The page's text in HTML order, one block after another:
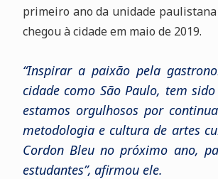
primeiro ano da unidade paulistana
chegou à cidade em maio de 2019.
“Inspirar a paixão pela
cidade como São Paulo, tem
estamos orgulhosos por
metodologia e cultura de artes
Cordon Bleu no próximo ano,
estudantes”, afirmou ele.